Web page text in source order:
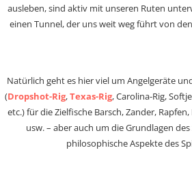
ausleben, sind aktiv mit unseren Ruten
einen Tunnel, der uns weit weg führt von
Natürlich geht es hier viel um Angelgeräte
(Dropshot-Rig,Texas-Rig, Carolina-Rig,
etc.) für die Zielfische Barsch, Zander,
usw. – aber auch um die Grundlagen
philosophische Aspekte des